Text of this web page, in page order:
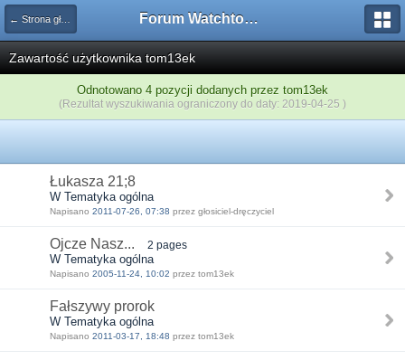
← Strona główna Forum Watchtower
Zawartość użytkownika tom13ek
Odnotowano 4 pozycji dodanych przez tom13ek
(Rezultat wyszukiwania ograniczony do daty: 2019-04-25 )
Łukasza 21;8
W Tematyka ogólna
Napisano 2011-07-26, 07:38 przez głosiciel-dręczyciel
Ojcze Nasz... 2 pages
W Tematyka ogólna
Napisano 2005-11-24, 10:02 przez tom13ek
Fałszywy prorok
W Tematyka ogólna
Napisano 2011-03-17, 18:48 przez tom13ek